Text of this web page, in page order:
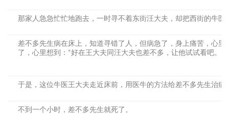
那家人急急忙忙地跑去，一时寻不着东街汪大夫，却把西街的牛医
差不多先生病在床上，知道寻错了人，但病急了，身上痛苦，心里
了，心里想到：“好在王大夫同汪大夫也差不多，让他试试看吧。”
于是，这位牛医王大夫走近床前，用医牛的方法给差不多先生治病
不到一个小时，差不多先生就死了。